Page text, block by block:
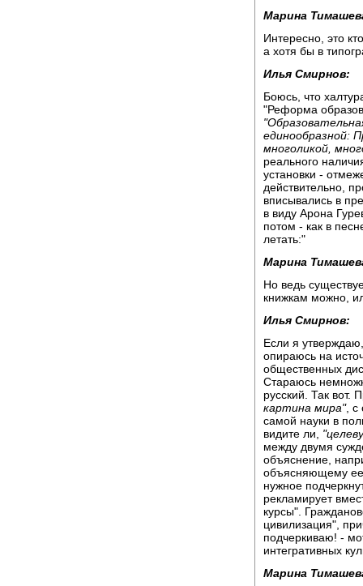
Марина
Интересно, это
а хотя бы в
Илья Смирнов:
Боюсь, что
"Реформа
единообразной:
многоликой,
реального
установки -
действительно,
вписывались в
в виду Арона
потом - как в
летать:"
Марина
Но ведь
книжкам можно,
Илья Смирнов:
Если я
опираюсь на
общественных
Стараюсь
русский. Так вот.
картина мира", с
самой науки в
видите ли,
между двумя
объяснение,
объясняющему ее
нужное
рекламирует
курсы".
цивилизация",
подчеркиваю! -
интегративных
Марина